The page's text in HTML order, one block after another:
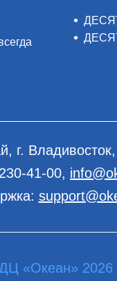
г.
41-00,
«Океан» 2026